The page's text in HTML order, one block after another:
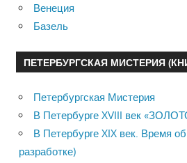
Венеция
Базель
ПЕТЕРБУРГСКАЯ МИСТЕРИЯ
Петербургская Мистерия
В Петербурге XVIII век
В Петербурге XIX век. Время
разработке)